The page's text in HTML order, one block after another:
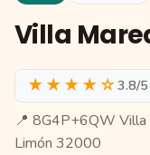
Villa
★★★★☆3.8/5
📍 8G4P+6QW Villa
Limón 32000